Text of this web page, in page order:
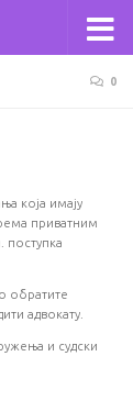
0
која имају
приватним
поступка
обратите
адвокату.
и судски